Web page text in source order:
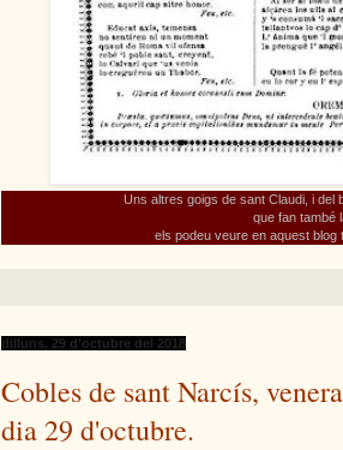
Uns altres goigs de sant Claudi, i del
que fan també
els podeu veure en aquest
dilluns, 29 d’octubre del 2018
Cobles de sant Narcís,
dia 29 d'octubre.